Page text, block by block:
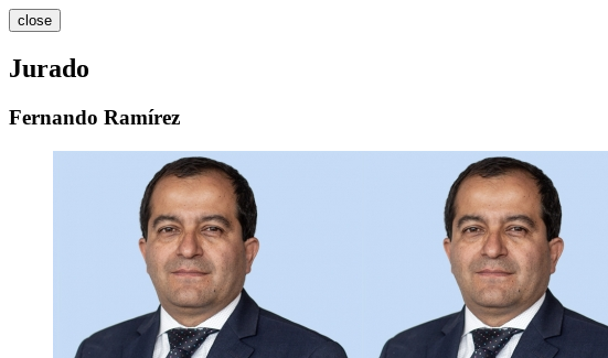
close
Jurado
Fernando Ramírez